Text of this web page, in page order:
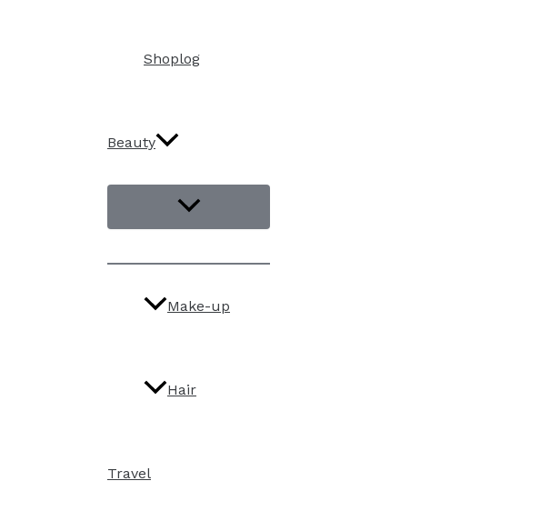
Shoplog
Beauty
Make-up
Hair
Travel